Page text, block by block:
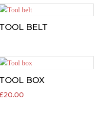
TOOL BELT
TOOL BOX
20.00